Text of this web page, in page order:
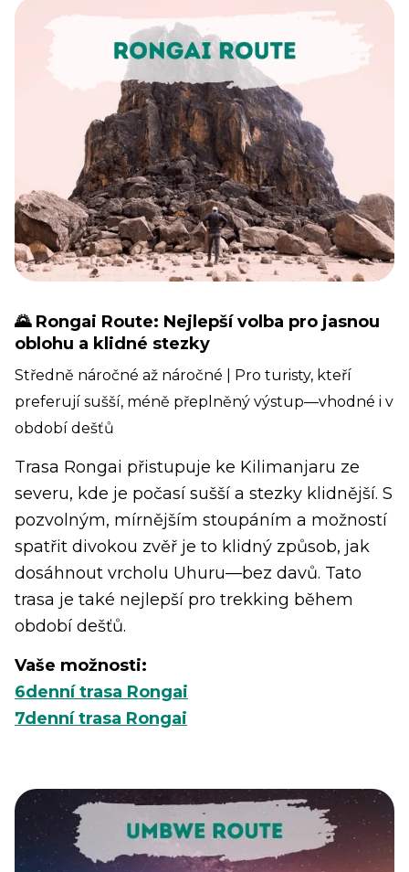
🌄 Rongai Route: Nejlepší volba pro jasnou
oblohu a klidné stezky
Středně náročné až náročné | Pro turisty, kteří
preferují sušší, méně přeplněný výstup—vhodné i v
období dešťů
Trasa Rongai přistupuje ke Kilimanjaru ze
severu, kde je počasí sušší a stezky klidnější. S
pozvolným, mírnějším stoupáním a možností
spatřit divokou zvěř je to klidný způsob, jak
dosáhnout vrcholu Uhuru—bez davů. Tato
trasa je také nejlepší pro trekking během
období dešťů.
Vaše možnosti:
6denní trasa Rongai
7denní trasa Rongai